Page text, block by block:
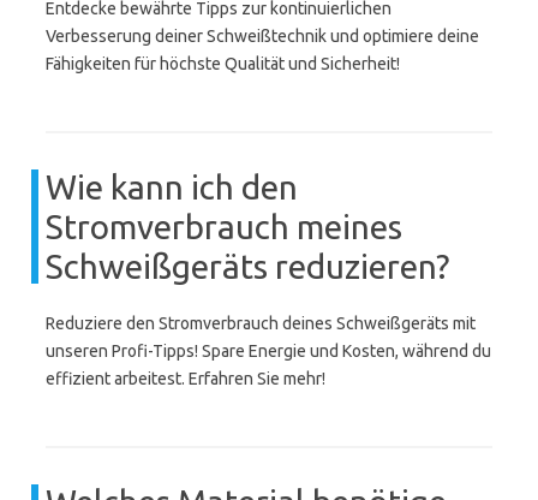
Entdecke bewährte Tipps zur kontinuierlichen
Verbesserung deiner Schweißtechnik und optimiere deine
Fähigkeiten für höchste Qualität und Sicherheit!
Wie kann ich den
Stromverbrauch meines
Schweißgeräts reduzieren?
Reduziere den Stromverbrauch deines Schweißgeräts mit
unseren Profi-Tipps! Spare Energie und Kosten, während du
effizient arbeitest. Erfahren Sie mehr!